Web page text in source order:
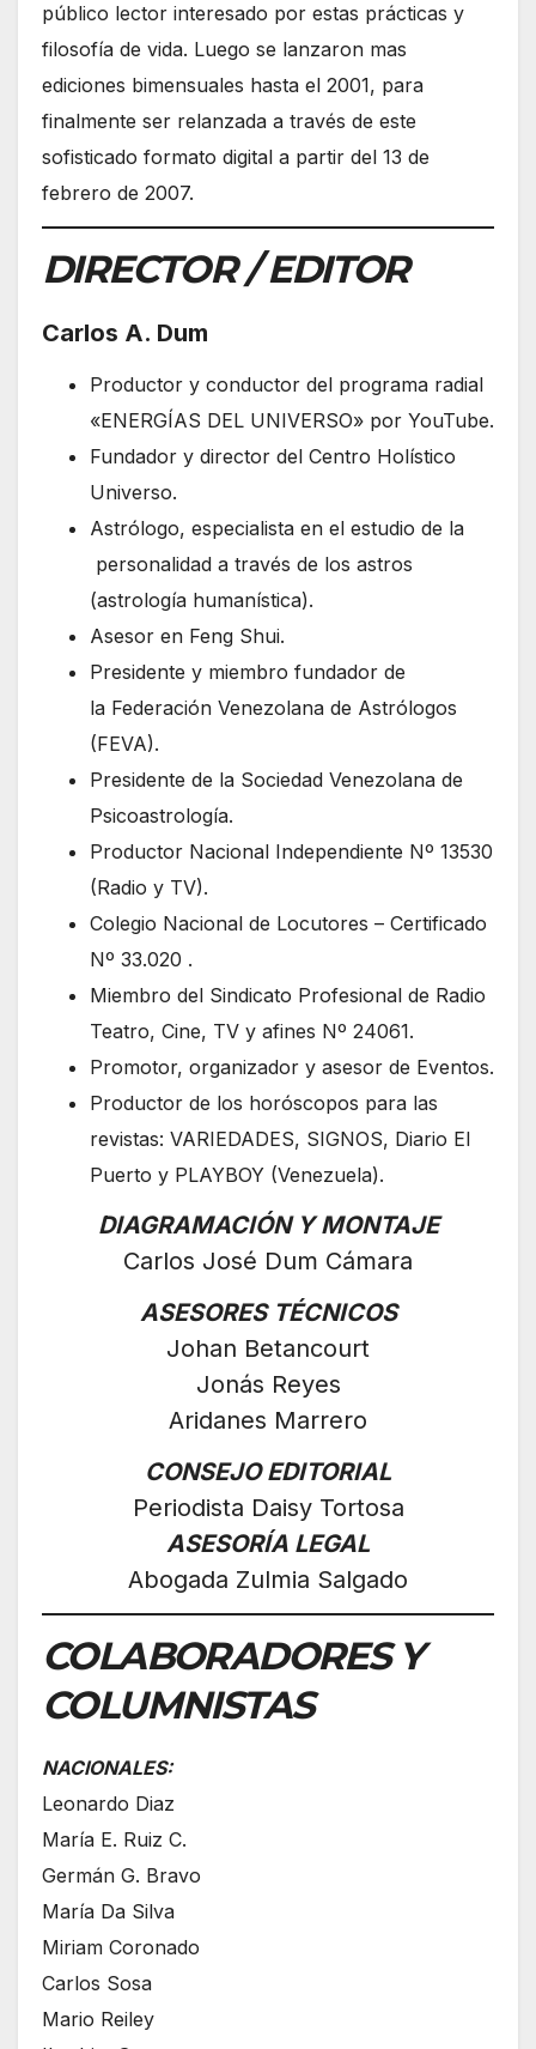
público lector interesado por estas prácticas y
filosofí­a de vida. Luego se lanzaron mas
ediciones bimensuales hasta el 2001, para
finalmente ser relanzada a través de este
sofisticado formato digital a partir del 13 de
febrero de 2007.
DIRECTOR / EDITOR
Carlos A. Dum
Productor y conductor del programa radial
«ENERGÍAS DEL UNIVERSO» por YouTube.
Fundador y director del Centro Holístico
Universo.
Astrólogo, especialista en el estudio de la
personalidad a través de los astros
(astrología humanística).
Asesor en Feng Shui.
Presidente y miembro fundador de
la Federación Venezolana de Astrólogos
(FEVA).
Presidente de la Sociedad Venezolana de
Psicoastrología.
Productor Nacional Independiente Nº 13530
(Radio y TV).
Colegio Nacional de Locutores – Certificado
Nº 33.020 .
Miembro del Sindicato Profesional de Radio
Teatro, Cine, TV y afines Nº 24061.
Promotor, organizador y asesor de Eventos.
Productor de los horóscopos para las
revistas: VARIEDADES, SIGNOS, Diario El
Puerto y PLAYBOY (Venezuela).
DIAGRAMACIÓN Y MONTAJE
Carlos José Dum Cámara
ASESORES TÉCNICOS
Johan Betancourt
Jonás Reyes
Aridanes Marrero
CONSEJO EDITORIAL
Periodista Daisy Tortosa
ASESORÍA LEGAL
Abogada Zulmia Salgado
COLABORADORES Y
COLUMNISTAS
NACIONALES:
Leonardo Diaz
María E. Ruiz C.
Germán G. Bravo
María Da Silva
Miriam Coronado
Carlos Sosa
Mario Reiley